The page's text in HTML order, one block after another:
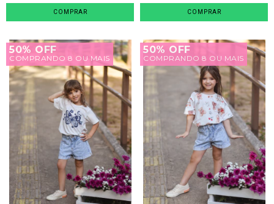
COMPRAR COMPRAR
50% OFF
COMPRANDO 8 OU MAIS
50% OFF
COMPRANDO 8 OU MAIS